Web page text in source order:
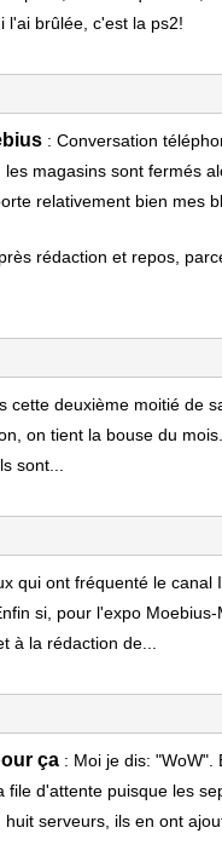
l'ai brûlée, c'est la ps2!
: Conversation
magasins sont fermés
relativement bien mes
rédaction et repos,
cette deuxième moitié de
on tient la bouse du
sont...
qui ont fréquenté le canal
si, pour l'expo
à la rédaction de...
ça: Moi je dis: "WoW".
file d'attente puisque les
serveurs, ils en ont